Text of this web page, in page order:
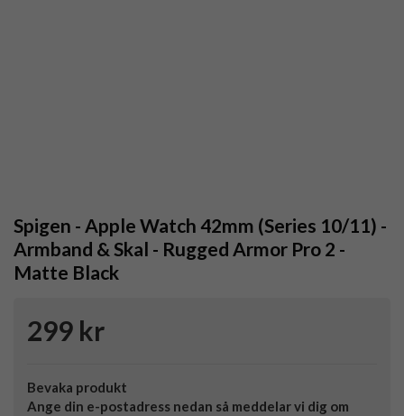
Spigen - Apple Watch 42mm (Series 10/11) -
Armband & Skal - Rugged Armor Pro 2 -
Matte Black
299 kr
Bevaka produkt
Ange din e-postadress nedan så meddelar vi dig om